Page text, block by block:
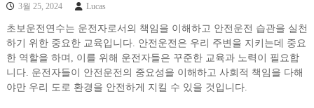
3월 25, 2024 Lucas
초보운전연수는 운전자로서의 책임을 이해하고 안전운전 습관을 실천
하기 위한 중요한 교육입니다. 안전운전은 우리 주변을 지키는데 중요
한 역할을 하며, 이를 위해 운전자들은 꾸준한 교육과 노력이 필요합
니다. 운전자들이 안전운전의 중요성을 이해하고 사회적 책임을 다해
야만 우리 도로 환경을 안전하게 지킬 수 있을 것입니다.